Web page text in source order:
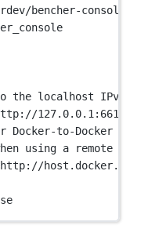
bencher-
the localhost IPv4
127.0.0.1:6610
to-Docker
using a remote